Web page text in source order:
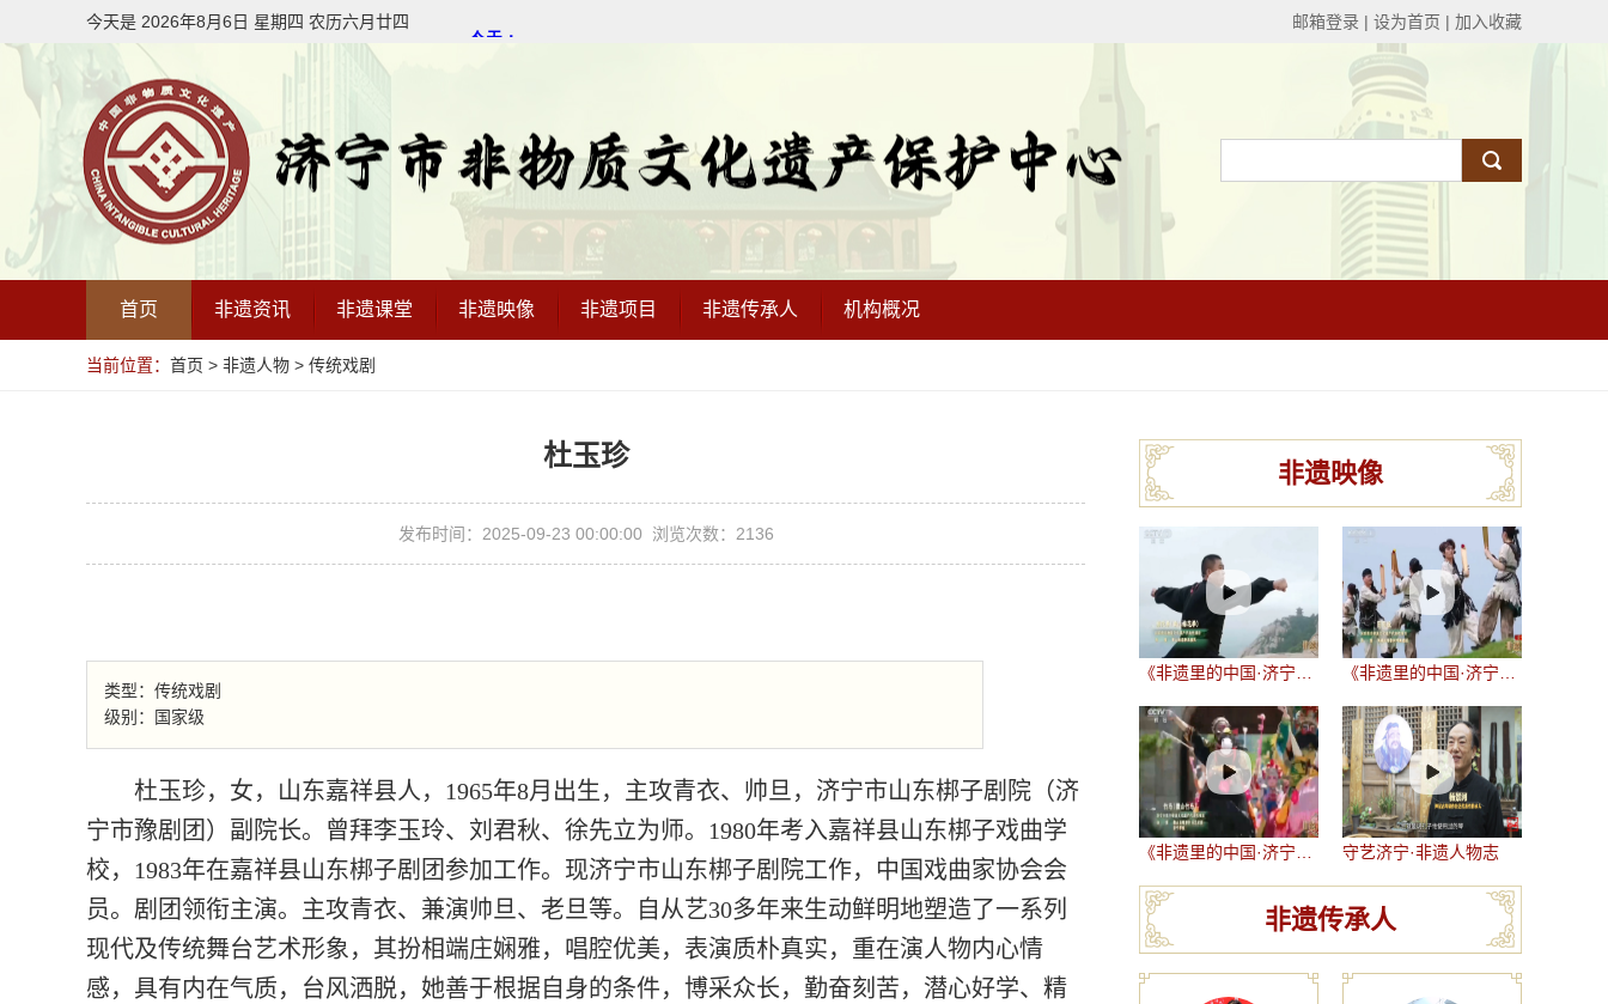
今天是 2026年8月6 日 星期四 农历六月廿四 邮箱登录 | 设为首页 | 加入收藏
首页 非遗资讯 非遗课堂 非遗映像 非遗项目 非遗传承人 机构概况
当前位置： 首页 > 非遗人物 > 传统戏剧
杜玉珍
发布时间：2025-09-23 00:00:00 浏览次数：2136
类型：传统戏剧
级别：国家级
杜玉珍，女，山东嘉祥县人，1965年8月出生，主攻青衣、帅旦，济宁市山东梆子剧院（济
宁市豫剧团）副院长。曾拜李玉玲、刘君秋、徐先立为师。1980年考入嘉祥县山东梆子戏曲学
校，1983年在嘉祥县山东梆子剧团参加工作。现济宁市山东梆子剧院工作，中国戏曲家协会会
员。剧团领衔主演。主攻青衣、兼演帅旦、老旦等。自从艺30多年来生动鲜明地塑造了一系列
现代及传统舞台艺术形象，其扮相端庄娴雅，唱腔优美，表演质朴真实，重在演人物内心情
感，具有内在气质，台风洒脱，她善于根据自身的条件，博采众长，勤奋刻苦，潜心好学、精
非遗映像
守艺济宁·非遗人物志
非遗传承人